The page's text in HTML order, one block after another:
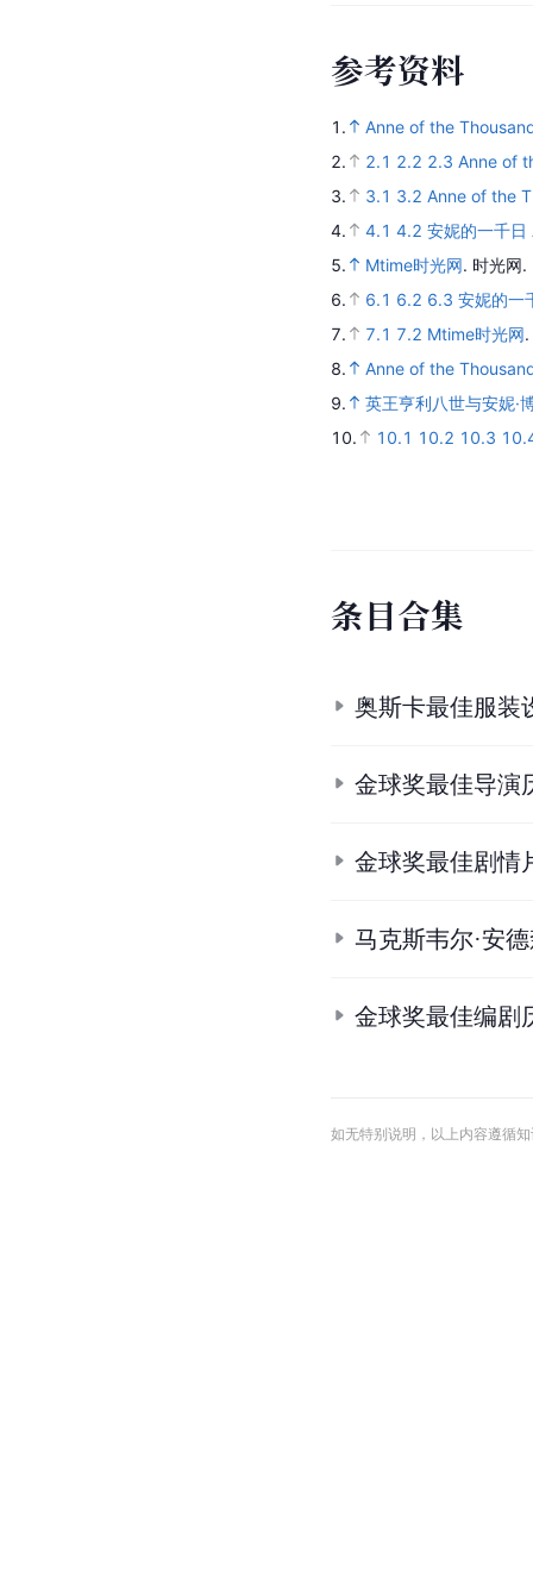
参考资料
1.
Anne of the
2.
2.1 2.2 2.3 Anne of
3.
3.1 3.2 Anne of the
4.
4.1 4.2 安妮的一千
5.
Mtime时光网. 时光网.
6.
6.1 6.2 6.3 安妮的一
7.
7.1 7.2 Mtime时光网.
8.
Anne of the
9.
英王亨利八世与安妮·
10.
10.1 10.2 10.3
条目合集
奥斯卡最佳服装
金球奖最佳导演
金球奖最佳剧情
马克斯韦尔·安
金球奖最佳编剧
如无特别说明，以上内容遵循